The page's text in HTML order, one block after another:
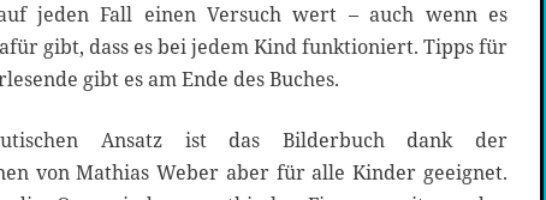
jeden Fall einen Versuch wert – auch wenn es
gibt, dass es bei jedem Kind funktioniert. Tipps für
gibt es am Ende des Buches.
Ansatz ist das Bilderbuch dank der
von Mathias Weber aber für alle Kinder geeignet.